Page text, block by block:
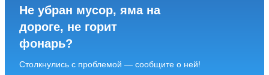
Не убран мусор, яма на
дороге, не горит
фонарь?
Столкнулись с проблемой — сообщите о ней!